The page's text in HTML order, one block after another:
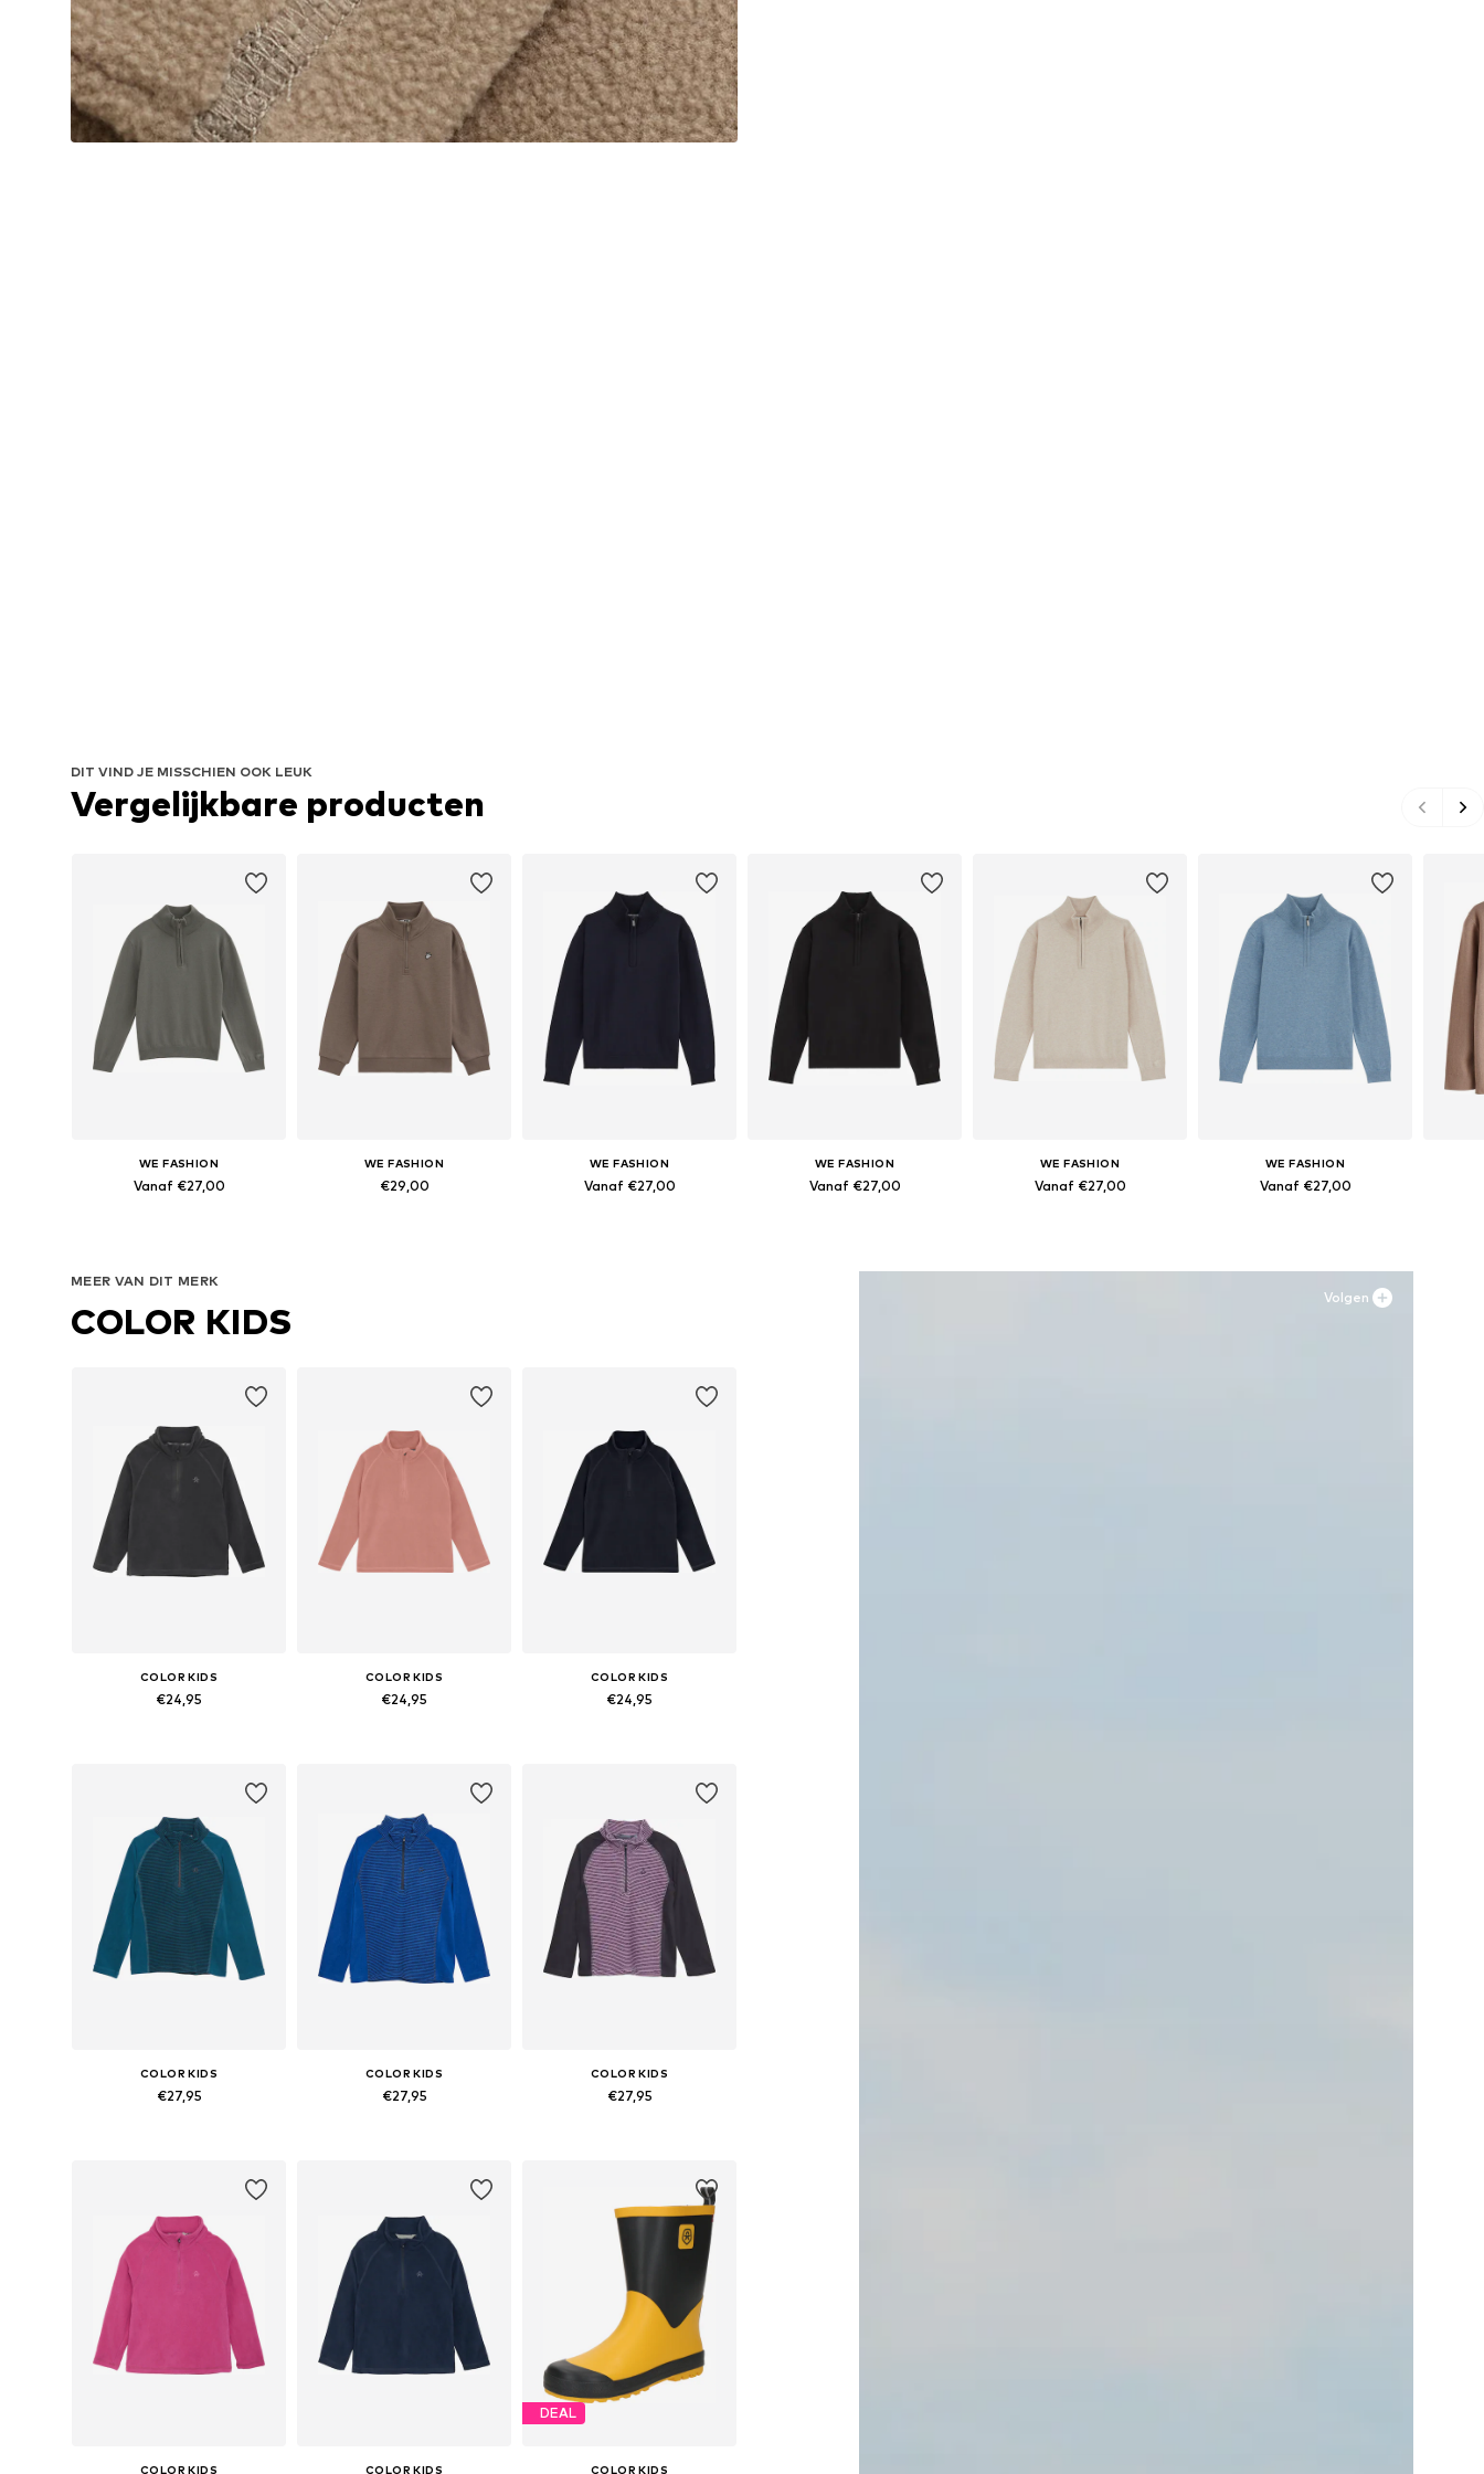
DIT VIND JE MISSCHIEN OOK LEUK
Vergelijkbare producten
WE FASHION
Vanaf €27,00
WE FASHION
€29,00
WE FASHION
Vanaf €27,00
WE FASHION
Vanaf €27,00
WE FASHION
Vanaf €27,00
WE FASHION
Vanaf €27,00
Volgen
MEER VAN DIT MERK
COLOR KIDS
COLOR KIDS
€24,95
COLOR KIDS
€24,95
COLOR KIDS
€24,95
COLOR KIDS
€27,95
COLOR KIDS
€27,95
COLOR KIDS
€27,95
COLOR KIDS COLOR KIDS
DEAL
COLOR KIDS